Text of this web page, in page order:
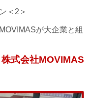
＜2＞
が大企業と組
株式会社MOVIMAS